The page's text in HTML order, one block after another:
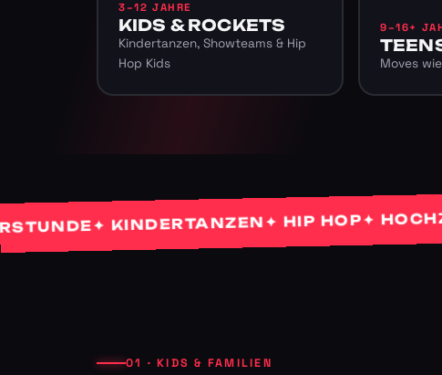
3–12 JAHRE
KIDS & ROCKETS
Kindertanzen, Showteams & Hip
Hop Kids
9–16+
Moves
✦ KINDERTANZEN✦ HIP HOP✦
01 · KIDS & FAMILIEN